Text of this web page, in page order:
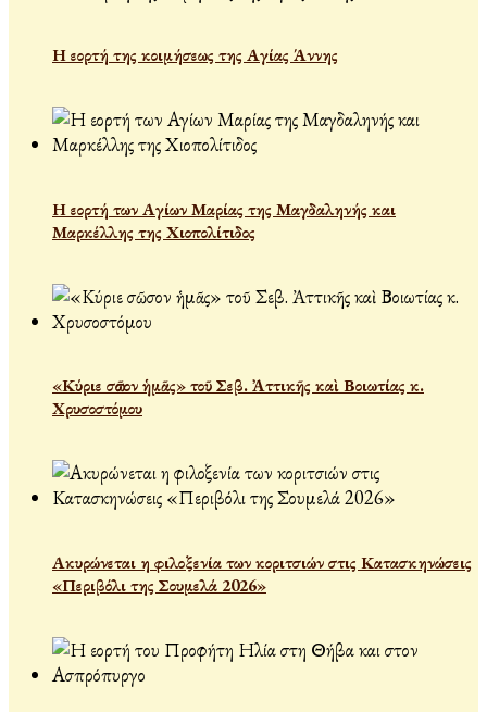
Η εορτή της κοιμήσεως της Αγίας Άννης
Η εορτή των Αγίων Μαρίας της Μαγδαληνής και
Μαρκέλλης της Χιοπολίτιδος
«Κύριε σῶσον ἡμᾶς» τοῦ Σεβ. Ἀττικῆς καὶ Βοιωτίας κ.
Χρυσοστόμου
Ακυρώνεται η φιλοξενία των κοριτσιών στις Κατασκηνώσεις
«Περιβόλι της Σουμελά 2026»